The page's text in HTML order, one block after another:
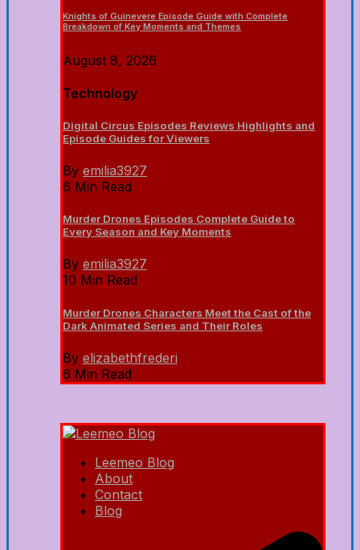
Knights of Guinevere Episode Guide with Complete
Breakdown of Key Moments and Themes
August 8, 2026
Technology
Digital Circus Episodes Reviews Highlights and
Episode Guides for Viewers
By emilia3927
6 Min Read
Murder Drones Episodes Complete Guide to
Every Season and Key Moments
By emilia3927
10 Min Read
Murder Drones Characters Meet the Cast of the
Dark Animated Series and Their Roles
By elizabethfrederi
6 Min Read
Leemeo Blog
About
Contact
Blog